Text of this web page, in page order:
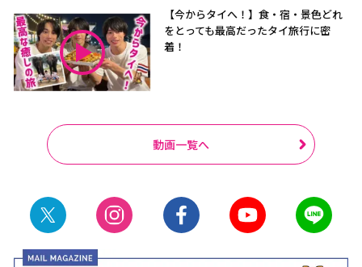
【今からタイへ！】食・宿・景色どれ
をとっても最高だったタイ旅行に密
着！
動画一覧へ